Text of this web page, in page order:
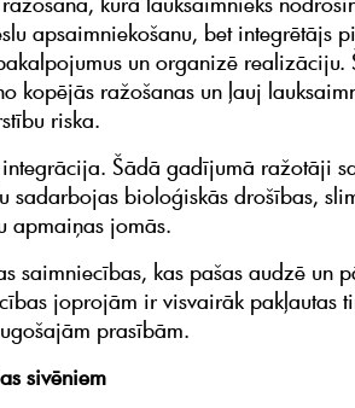
apsaimniekošanu, bet integrētājs
un organizē realizāciju.
kopējās ražošanas un ļauj
riska.
Šādā gadījumā ražotāji
sadarbojas bioloģiskās drošības,
apmaiņas jomās.
saimniecības, kas pašas audzē un
joprojām ir visvairāk pakļautas
prasībām.
sivēniem